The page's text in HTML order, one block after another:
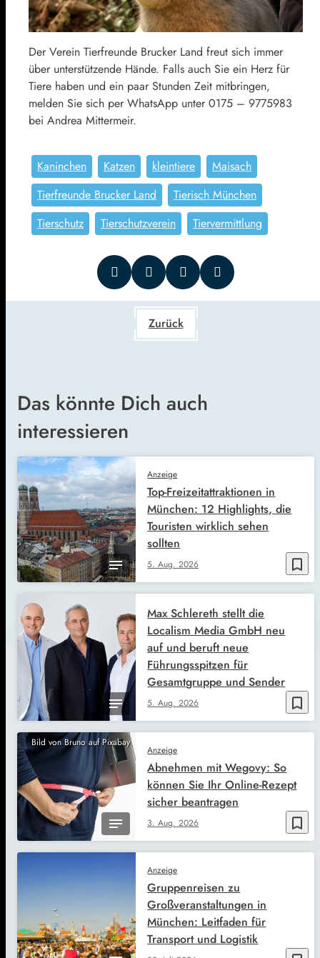
Der Verein Tierfreunde Brucker Land freut sich immer
über unterstützende Hände. Falls auch Sie ein Herz für
Tiere haben und ein paar Stunden Zeit mitbringen,
melden Sie sich per WhatsApp unter 0175 – 9775983
bei Andrea Mittermeir.
Kaninchen Katzen kleintiere
Maisach
Tierfreunde Brucker Land
Tierisch München
Tierschutz
Tierschutzverein Tiervermittlung
Zurück
Das könnte Dich auch
interessieren
bookmark_border
Anzeige
5. Aug. 2026
Top-Freizeitattraktionen in
München: 12 Highlights, die
Touristen wirklich sehen
sollten
bookmark_border
5. Aug. 2026
Max Schlereth stellt die
Localism Media GmbH neu
auf und beruft neue
Führungsspitzen für
Gesamtgruppe und Sender
Bild von Bruno auf Pixabay
bookmark_border
Anzeige
3. Aug. 2026
Abnehmen mit Wegovy: So
können Sie Ihr Online-Rezept
sicher beantragen
Anzeige
Gruppenreisen zu
Großveranstaltungen in
München: Leitfaden für
Transport und Logistik